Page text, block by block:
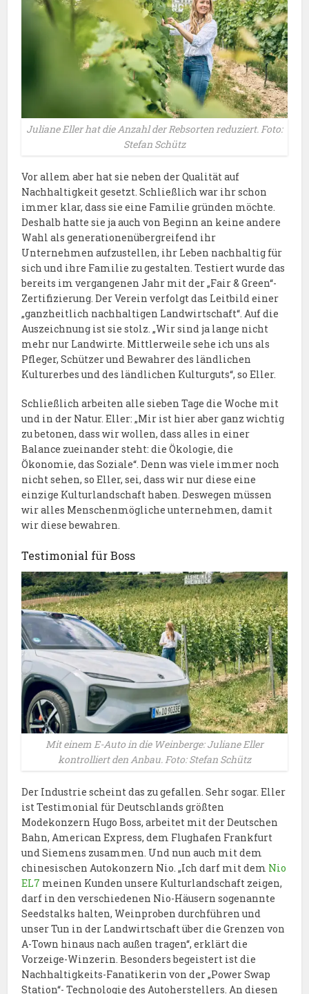
Juliane Eller hat die Anzahl der Rebsorten reduziert. Foto:
Stefan Schütz
Vor allem aber hat sie neben der Qualität auf
Nachhaltigkeit gesetzt. Schließlich war ihr schon
immer klar, dass sie eine Familie gründen möchte.
Deshalb hatte sie ja auch von Beginn an keine andere
Wahl als generationenübergreifend ihr
Unternehmen aufzustellen, ihr Leben nachhaltig für
sich und ihre Familie zu gestalten. Testiert wurde das
bereits im vergangenen Jahr mit der „Fair & Green“-
Zertifizierung. Der Verein verfolgt das Leitbild einer
„ganzheitlich nachhaltigen Landwirtschaft“. Auf die
Auszeichnung ist sie stolz. „Wir sind ja lange nicht
mehr nur Landwirte. Mittlerweile sehe ich uns als
Pfleger, Schützer und Bewahrer des ländlichen
Kulturerbes und des ländlichen Kulturguts“, so Eller.
Schließlich arbeiten alle sieben Tage die Woche mit
und in der Natur. Eller: „Mir ist hier aber ganz wichtig
zu betonen, dass wir wollen, dass alles in einer
Balance zueinander steht: die Ökologie, die
Ökonomie, das Soziale“. Denn was viele immer noch
nicht sehen, so Eller, sei, dass wir nur diese eine
einzige Kulturlandschaft haben. Deswegen müssen
wir alles Menschenmögliche unternehmen, damit
wir diese bewahren.
Testimonial für Boss
Mit einem E-Auto in die Weinberge: Juliane Eller
kontrolliert den Anbau. Foto: Stefan Schütz
Der Industrie scheint das zu gefallen. Sehr sogar. Eller
ist Testimonial für Deutschlands größten
Modekonzern Hugo Boss, arbeitet mit der Deutschen
Bahn, American Express, dem Flughafen Frankfurt
und Siemens zusammen. Und nun auch mit dem
chinesischen Autokonzern Nio. „Ich darf mit dem Nio
EL7 meinen Kunden unsere Kulturlandschaft zeigen,
darf in den verschiedenen Nio-Häusern sogenannte
Seedstalks halten, Weinproben durchführen und
unser Tun in der Landwirtschaft über die Grenzen von
A-Town hinaus nach außen tragen“, erklärt die
Vorzeige-Winzerin. Besonders begeistert ist die
Nachhaltigkeits-Fanatikerin von der „Power Swap
Station“- Technologie des Autoherstellers. An diesen